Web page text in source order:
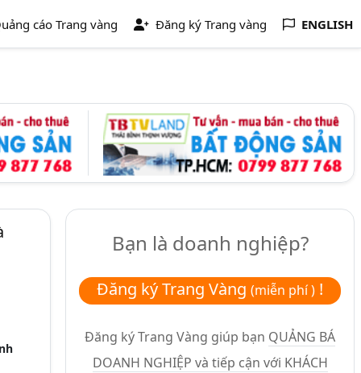
cáo Trang vàng Đăng ký Trang vàng ENGLISH
Bạn là doanh nghiệp?
Đăng ký Trang Vàng(miễn phí ) !
Đăng ký Trang Vàng giúp bạn QUẢNG BÁ
DOANH NGHIỆP và tiếp cận với KHÁCH